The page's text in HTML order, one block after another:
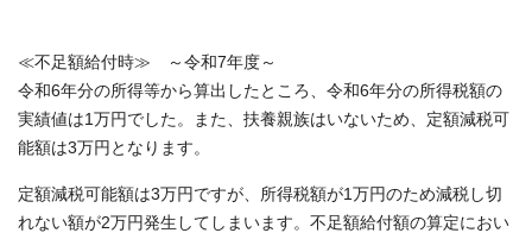
≪不足額給付時≫ ～令和7年度～
令和6年分の所得等から算出したところ、令和6年分の所得税額の
実績値は1万円でした。また、扶養親族はいないため、定額減税可
能額は3万円となります。
定額減税可能額は3万円ですが、所得税額が1万円のため減税し切
れない額が2万円発生してしまいます。不足額給付額の算定におい